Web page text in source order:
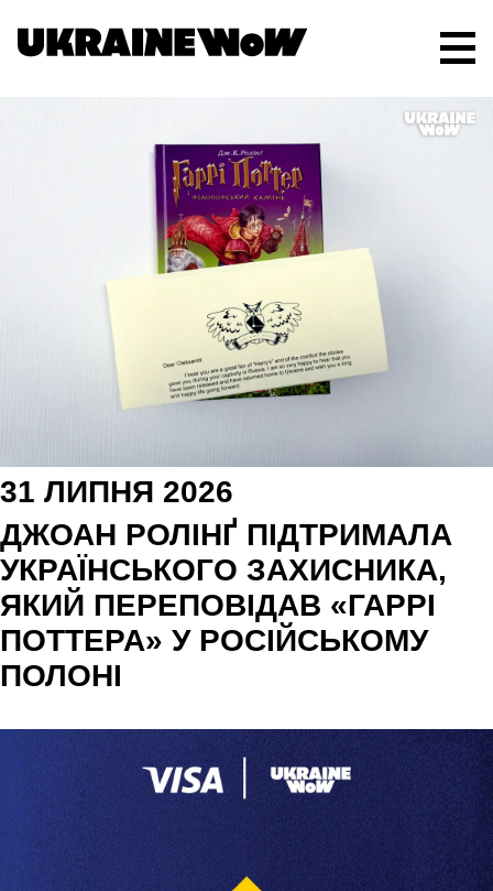
31 ЛИПНЯ 2026
ДЖОАН РОЛІНҐ ПІДТРИМАЛА
УКРАЇНСЬКОГО ЗАХИСНИКА,
ЯКИЙ ПЕРЕПОВІДАВ «ГАРРІ
ПОТТЕРА» У РОСІЙСЬКОМУ
ПОЛОНІ